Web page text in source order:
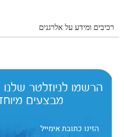
רכיבים ומידע על אלרגנים
הרשמו לניוזלטר
מבצעים